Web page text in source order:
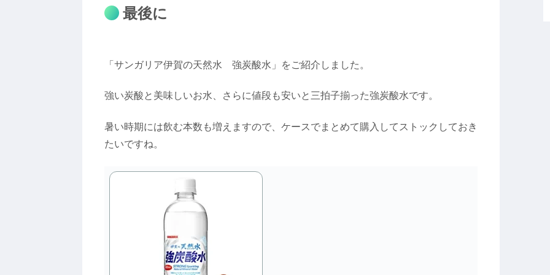
最後に
「サンガリア伊賀の天然水 強炭酸水」をご紹介しました。
強い炭酸と美味しいお水、さらに値段も安いと三拍子揃った強炭酸水です。
暑い時期には飲む本数も増えますので、ケースでまとめて購入してストックしておき
たいですね。